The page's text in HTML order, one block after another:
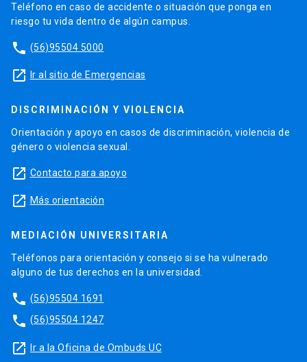
Teléfono en caso de accidente o situación que ponga en
riesgo tu vida dentro de algún campus.
phone (56)95504 5000
launch Ir al sitio de Emergencias
DISCRIMINACIÓN Y VIOLENCIA
Orientación y apoyo en casos de discriminación, violencia de
género o violencia sexual.
launch Contacto para apoyo
launch Más orientación
MEDIACIÓN UNIVERSITARIA
Teléfonos para orientación y consejo si se ha vulnerado
alguno de tus derechos en la universidad.
phone (56)95504 1691
phone (56)95504 1247
launch Ir a la Oficina de Ombuds UC